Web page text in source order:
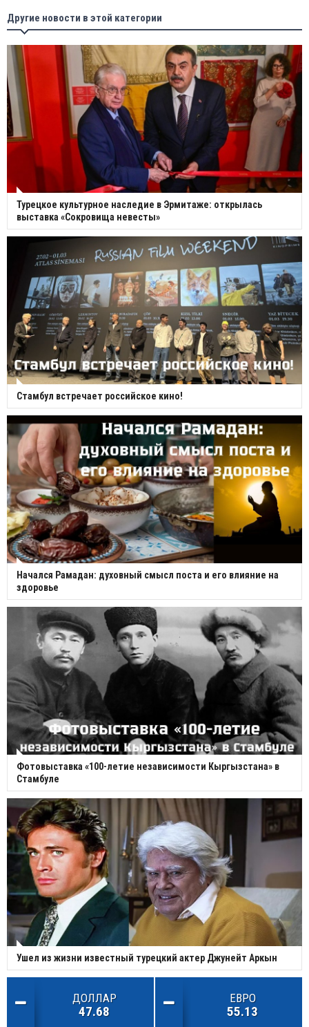
Другие новости в этой категории
Турецкое культурное наследие в Эрмитаже: открылась
выставка «Сокровища невесты»
Стамбул встречает российское кино!
Начался Рамадан: духовный смысл поста и его влияние на
здоровье
Фотовыставка «100-летие независимости Кыргызстана» в
Стамбуле
Ушел из жизни известный турецкий актер Джунейт Аркын
ДОЛЛАР
47.68
ЕВРО
55.13